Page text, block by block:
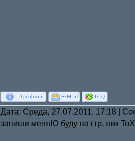
Дата: Среда, 27.07.2011, 17:18 |
запиши меняЮ буду на гтр, ник